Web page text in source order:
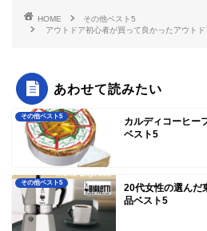
HOME
その他ベスト5
アウトドア初心者が買って良かったアウト
あわせて読みたい
その他ベスト5
カルディコーヒー
ベスト5
その他ベスト5
20代女性の選んだ
品ベスト5